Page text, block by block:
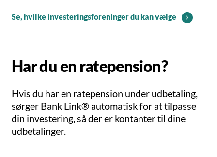
Se, hvilke investeringsforeninger du kan vælge
Har du en ratepension?
Hvis du har en ratepension under udbetaling,
sørger Bank Link® automatisk for at tilpasse
din investering, så der er kontanter til dine
udbetalinger.